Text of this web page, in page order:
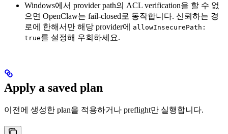
Windows에서 provider path의 ACL verification을 할 수 없
으면 OpenClaw는 fail-closed로 동작합니다. 신뢰하는 경
로에 한해서만 해당 provider에
allowInsecurePath:
true를 설정해 우회하세요.
Apply a saved plan
이전에 생성한 plan을 적용하거나 preflight만 실행합니다.